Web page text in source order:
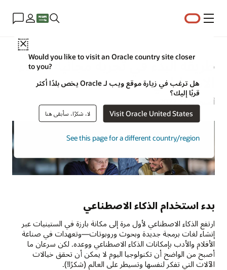
القائمة
Close
Would you like to visit an Oracle country site closer
to you?
هل ترغب في زيارة موقع ويب لـ Oracle يخص بلدًا أكثر
قربًا إليك؟
Visit Oracle United States لا، شكرًا، سأبقى هنا
See this page for a different country/region
طريقة البدء في تجربة مجانية للذكاء
الاصطناعي
أغسطس 22؜ 2022
بدء استخدام الذكاء الاصطناعي
ارتفع الذكاء الاصطناعي لأول مرة إلى مكانة بارزة في الستينيات عبر
إنشاء لغات برمجة جديدة وبحوث وروبوتات—وتعهدات في صناعة
الأفلام والأدب بإمكانات الذكاء الاصطناعي ووعده. لكن سرعان ما
أصبح من الواضح أن تكنولوجيا اليوم لا يمكن أن تحقق خيالات
الآلات التي تفكر لنفسها وتسيطر على العالم (شكرًا!).